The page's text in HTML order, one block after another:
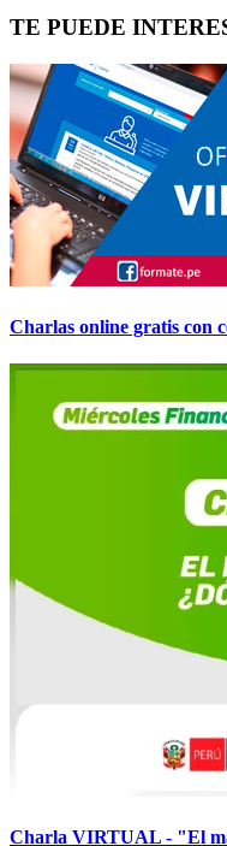
TE PUEDE
Charlas online gratis con
Charla VIRTUAL - "El